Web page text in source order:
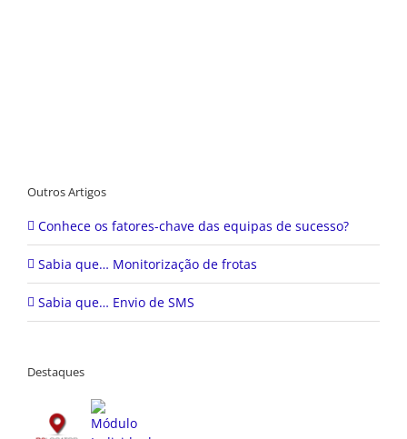
Outros Artigos
Conhece os fatores-chave das equipas de sucesso?
Sabia que… Monitorização de frotas
Sabia que… Envio de SMS
Destaques